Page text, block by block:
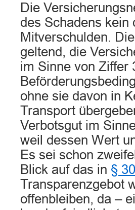
Die
des Schadens kein
Mitverschulden.
geltend, die
im Sinne von Ziffer
ohne sie davon in
Transport
Verbotsgut im
weil dessen Wert
Es sei schon
Blick auf das in §
Transparenzgebot
offenbleiben, da –